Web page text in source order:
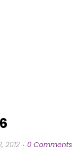
2012 0 Comments